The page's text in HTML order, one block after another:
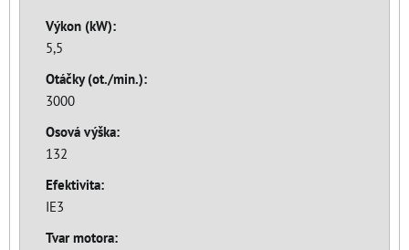
Výkon (kW):
5,5
Otáčky (ot./min.):
3000
Osová výška:
132
Efektivita:
IE3
Tvar motora: